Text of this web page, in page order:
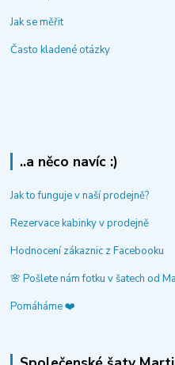
Jak se měřit
Často kladené otázky
..a něco navíc :)
Jak to funguje v naší prodejně?
Rezervace kabinky v prodejně
Hodnocení zákaznic z Facebooku
🌸 Pošlete nám fotku v šatech od
Pomáháme ❤️